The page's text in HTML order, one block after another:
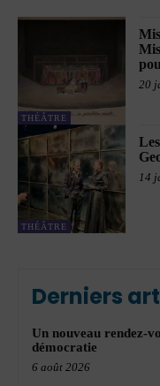
THÉÂTRE
20
THÉÂTRE
14
Derniers
Un nouveau rendez-
démocratie
6 août 2026